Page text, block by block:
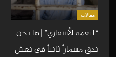
مقالات
“النعمة الأسفاري” | ها نحن
ندق مسماراً ثانياً في نعش